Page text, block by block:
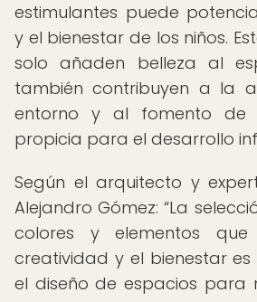
estimulantes puede
y el bienestar de los niños.
solo añaden belleza al
también contribuyen a la
entorno y al fomento de
propicia para el desarrollo
Según el arquitecto y
Alejandro Gómez: La
colores y elementos
creatividad y el bienestar
el diseño de espacios para